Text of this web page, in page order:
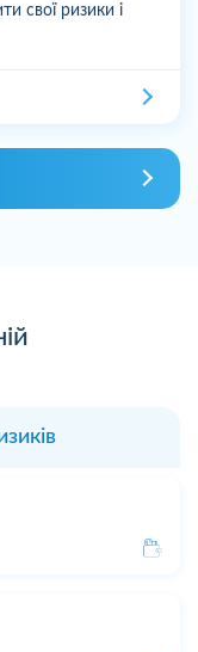
свої ризики і